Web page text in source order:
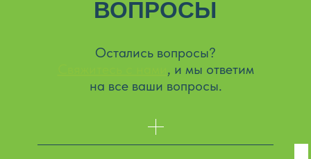
ВОПРОСЫ
Остались вопросы?
, и мы ответим
на все ваши вопросы.